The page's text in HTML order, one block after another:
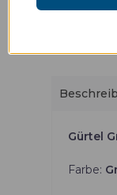
Gürtel
Farbe: